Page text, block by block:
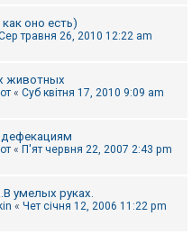
оно есть)
травня 26, 2010 12:22 am
животных
« Суб квітня 17, 2010 9:09 am
дефекациям
« П'ят червня 22, 2007 2:43 pm
умелых руках.
« Чет січня 12, 2006 11:22 pm